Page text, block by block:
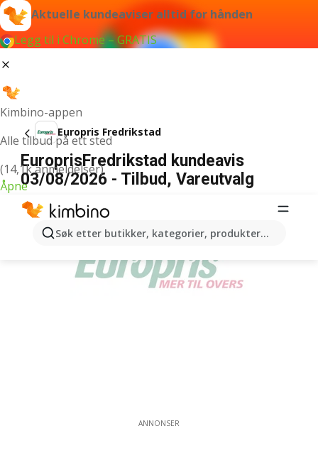
Aktuelle kundeaviser alltid for hånden
Legg til i Chrome – GRATIS
Kimbino-appen
Alle tilbud på ett sted
(14,1k anmeldelser)
Åpne
Søk etter butikker, kategorier, produkter...
Europris Fredrikstad
EuroprisFredrikstad kundeavis
03/08/2026 - Tilbud, Vareutvalg
ANNONSER